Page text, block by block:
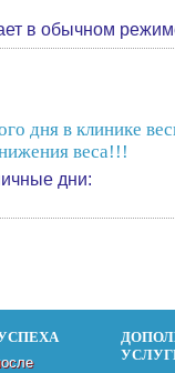
в обычном
дня в клинике
веса!!!
дни: